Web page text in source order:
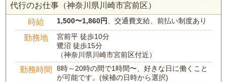
代行のお仕事（神奈川県川崎市宮前区）
時給 1,500〜1,860円 、交通費支給、前払い制度あり
勤務地
宮前平 徒歩10分
鷺沼 徒歩15分
（神奈川県川崎市宮前区付近）
勤務時間
8時～20時の間で1時間〜、好きな日に働くこと
が可能です。(候補の日時から選択)